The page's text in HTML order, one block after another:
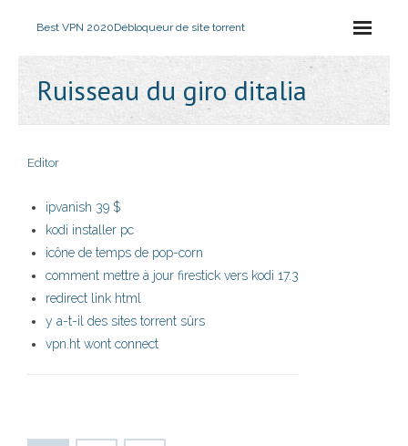
Best VPN 2020Débloqueur de site torrent
Ruisseau du giro ditalia
Editor
ipvanish 39 $
kodi installer pc
icône de temps de pop-corn
comment mettre à jour firestick vers kodi 17.3
redirect link html
y a-t-il des sites torrent sûrs
vpn.ht wont connect